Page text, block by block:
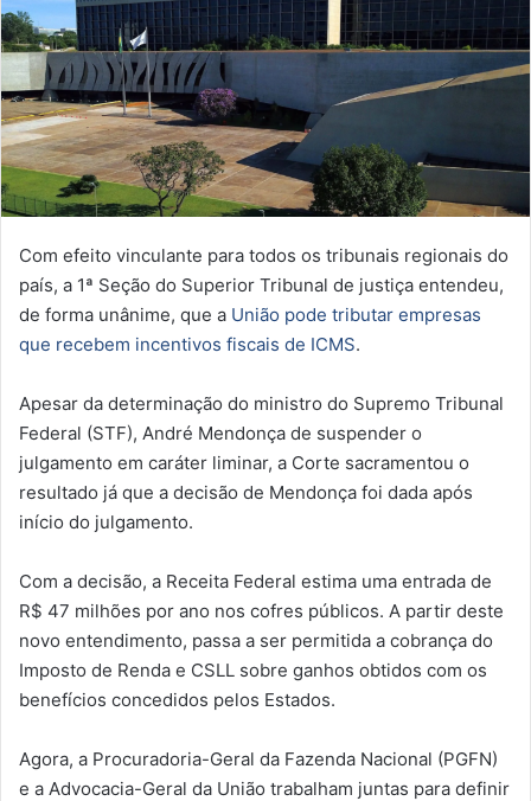
Com efeito vinculante para todos os tribunais regionais do
país, a 1ª Seção do Superior Tribunal de justiça entendeu,
de forma unânime, que a União pode tributar empresas
que recebem incentivos fiscais de ICMS.
Apesar da determinação do ministro do Supremo Tribunal
Federal (STF), André Mendonça de suspender o
julgamento em caráter liminar, a Corte sacramentou o
resultado já que a decisão de Mendonça foi dada após
início do julgamento.
Com a decisão, a Receita Federal estima uma entrada de
R$ 47 milhões por ano nos cofres públicos. A partir deste
novo entendimento, passa a ser permitida a cobrança do
Imposto de Renda e CSLL sobre ganhos obtidos com os
benefícios concedidos pelos Estados.
Agora, a Procuradoria-Geral da Fazenda Nacional (PGFN)
e a Advocacia-Geral da União trabalham juntas para definir